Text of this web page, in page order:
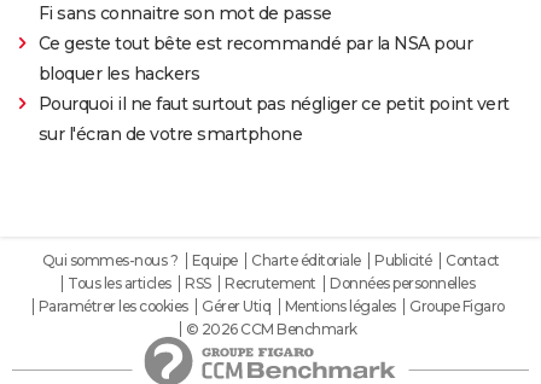
Fi sans connaitre son mot de passe
Ce geste tout bête est recommandé par la NSA pour
bloquer les hackers
Pourquoi il ne faut surtout pas négliger ce petit point vert
sur l'écran de votre smartphone
Qui sommes-nous ? Equipe Charte éditoriale Publicité
Contact
Tous les articles
RSS Recrutement
Données personnelles
Paramétrer les cookies
Gérer Utiq Mentions légales
Groupe Figaro
© 2026 CCM Benchmark